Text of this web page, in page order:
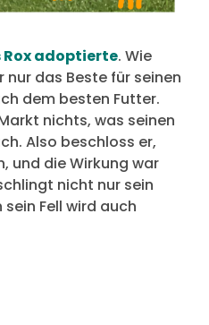
Rox adoptierte. Wie
nur das Beste für seinen
dem besten Futter.
nichts, was seinen
Also beschloss er,
und die Wirkung war
nicht nur sein
Fell wird auch